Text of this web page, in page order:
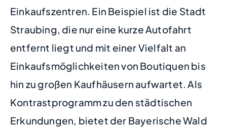
Einkaufszentren. Ein Beispiel ist die Stadt
Straubing, die nur eine kurze Autofahrt
entfernt liegt und mit einer Vielfalt an
Einkaufsmöglichkeiten von Boutiquen bis
hin zu großen Kaufhäusern aufwartet. Als
Kontrastprogramm zu den städtischen
Erkundungen, bietet der Bayerische Wald